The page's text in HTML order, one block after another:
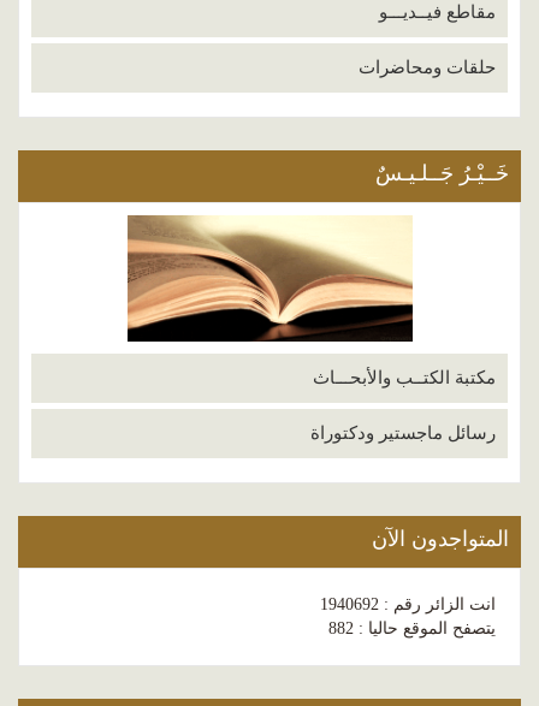
مقاطع فيــديـــو
حلقات ومحاضرات
خَــيْـرُ جَــلـيـسٌ
مكتبة الكتــب والأبحـــاث
رسائل ماجستير ودكتوراة
المتواجدون الآن
انت الزائر رقم : 1940692
يتصفح الموقع حاليا : 882